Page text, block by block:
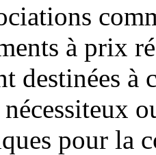
à prix
destinées à
pour la